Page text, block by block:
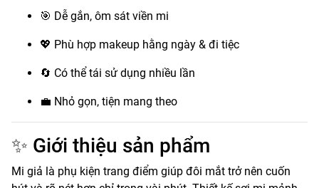
🎯 Dễ gắn, ôm sát viền mi
💖 Phù hợp makeup hằng ngày & đi tiệc
🔄 Có thể tái sử dụng nhiều lần
💼 Nhỏ gọn, tiện mang theo
✨ Giới thiệu sản phẩm
Mi giả là phụ kiện trang điểm giúp đôi mắt trở nên cuốn